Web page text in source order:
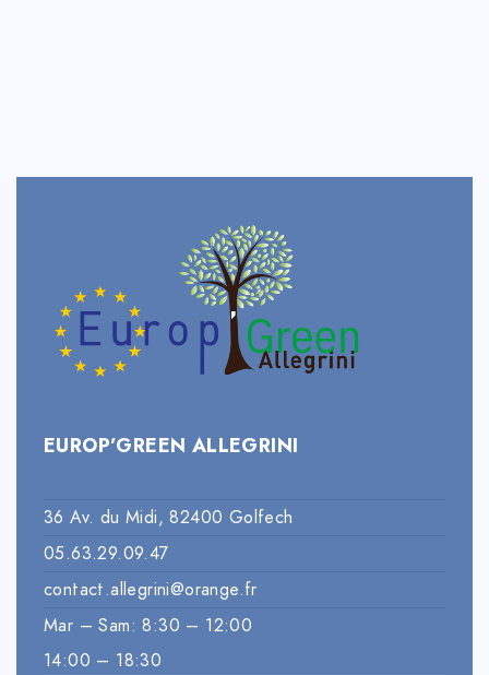
EUROP’GREEN ALLEGRINI
36 Av. du Midi, 82400 Golfech
05.63.29.09.47
contact.allegrini@orange.fr
Mar – Sam: 8:30 – 12:00
14:00 – 18:30